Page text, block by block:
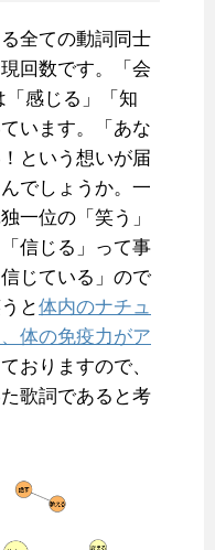
全ての動詞同士
回数です。「会
「感じる」「知
います。「あな
という想いが届
でしょうか。一
一位の「笑う」
信じる」って事
じている」ので
と体内のナチュ
体の免疫力がア
おりますので、
歌詞であると考